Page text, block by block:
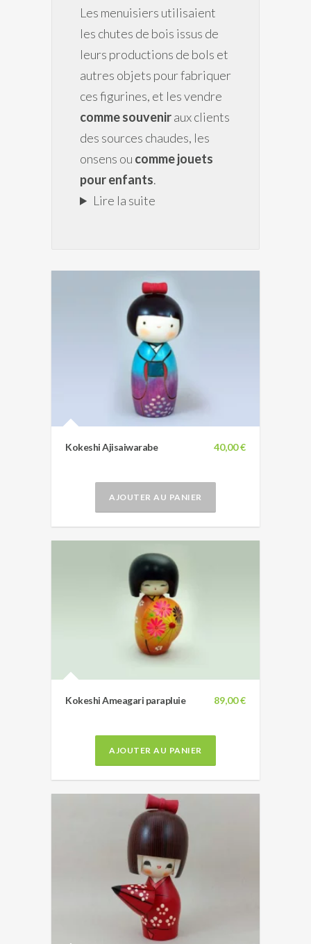
Les menuisiers utilisaient
les chutes de bois issus de
leurs productions de bols et
autres objets pour fabriquer
ces figurines, et les vendre
comme souveniraux clients
des sources chaudes, les
onsens ou comme jouets
pour enfants.
Lire la suite
40,00 €
Kokeshi Ajisaiwarabe
AJOUTER AU PANIER
89,00 €
Kokeshi Ameagari parapluie
AJOUTER AU PANIER